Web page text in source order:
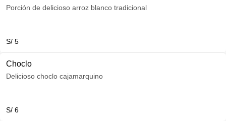
Porción de delicioso arroz blanco tradicional
S/ 5
Choclo
Delicioso choclo cajamarquino
S/ 6